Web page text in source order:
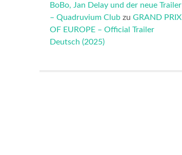
BoBo, Jan Delay und der neue Trailer
– Quadruvium Club zu GRAND PRIX
OF EUROPE – Official Trailer
Deutsch (2025)